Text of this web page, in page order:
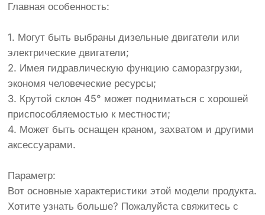
Главная особенность:
1. Могут быть выбраны дизельные двигатели или
электрические двигатели;
2. Имея гидравлическую функцию саморазгрузки,
экономя человеческие ресурсы;
3. Крутой склон 45° может подниматься с хорошей
приспособляемостью к местности;
4. Может быть оснащен краном, захватом и другими
аксессуарами.
Параметр:
Вот основные характеристики этой модели продукта.
Хотите узнать больше? Пожалуйста свяжитесь с